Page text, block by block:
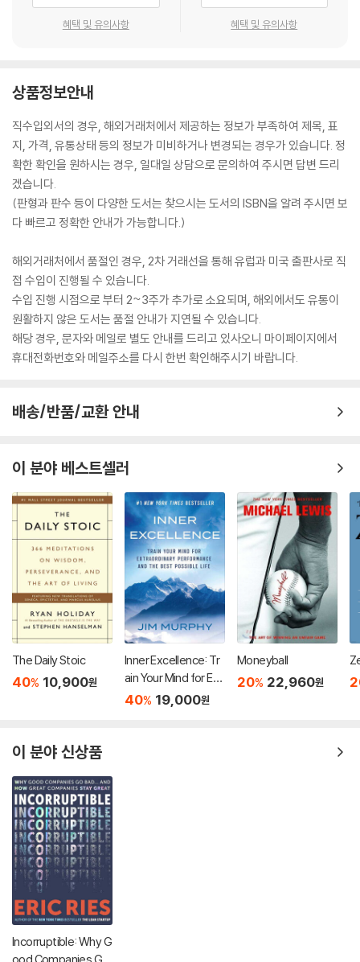
혜택 및 유의사항 혜택 및 유의사항
상품정보안내
직수입외서의 경우, 해외거래처에서 제공하는 정보가 부족하여 제목, 표
지, 가격, 유통상태 등의 정보가 미비하거나 변경되는 경우가 있습니다. 정
확한 확인을 원하시는 경우, 일대일 상담으로 문의하여 주시면 답변 드리
겠습니다.
(판형과 판수 등이 다양한 도서는 찾으시는 도서의 ISBN을 알려 주시면 보
다 빠르고 정확한 안내가 가능합니다.)
해외거래처에서 품절인 경우, 2차 거래선을 통해 유럽과 미국 출판사로 직
접 수입이 진행될 수 있습니다.
수입 진행 시점으로 부터 2~3주가 추가로 소요되며, 해외에서도 유통이
원활하지 않은 도서는 품절 안내가 지연될 수 있습니다.
해당 경우, 문자와 메일로 별도 안내를 드리고 있사오니 마이페이지에서
휴대전화번호와 메일주소를 다시 한번 확인해주시기 바랍니다.
배송/반품/교환 안내
이 분야 베스트셀러
The Daily Stoic
40% 10,900원
Inner Excellence: Tr
ain Your Mind for Ext
raordinary Performa
40% 19,000원
Moneyball
20% 22,960원
이 분야 신상품
Incorruptible: Why G